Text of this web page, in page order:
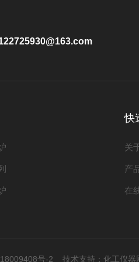
快
关
产
在
号-2 技术支持： 化工仪器